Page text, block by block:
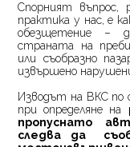
Спорният въпрос,
практика у нас, е
обезщетение –
страната на
или съобразно
извършено
Изводът на ВКС по
при определяне на
пропуснато
следва да